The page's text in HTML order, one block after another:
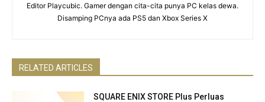
Editor Playcubic. Gamer dengan cita-cita punya PC kelas dewa.
Disamping PCnya ada PS5 dan Xbox Series X
RELATED ARTICLES
SQUARE ENIX STORE Plus Perluas